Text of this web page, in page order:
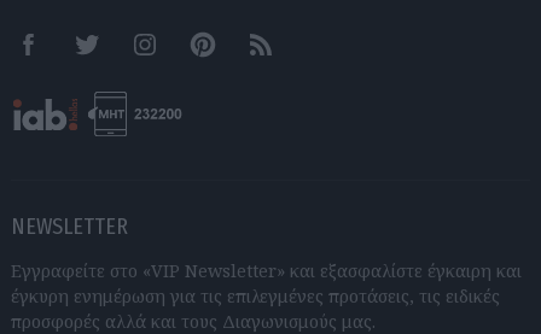
FacebookTwitter InstagramPinterestRSS feeds
NEWSLETTER
Εγγραφείτε στο «VIP Newsletter» και εξασφαλίστε έγκαιρη και
έγκυρη ενημέρωση για τις επιλεγμένες προτάσεις, τις ειδικές
προσφορές αλλά και τους Διαγωνισμούς μας.